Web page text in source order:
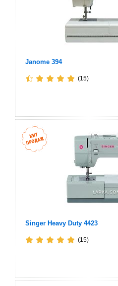
Janome 394
(15)
Singer Heavy Duty 4423
(15)